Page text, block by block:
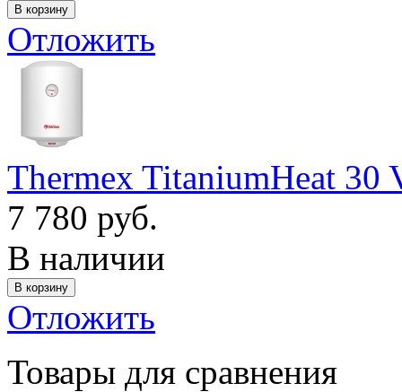
Отложить
Thermex TitaniumHeat 30
7 780 руб.
В наличии
Отложить
Товары для сравнения